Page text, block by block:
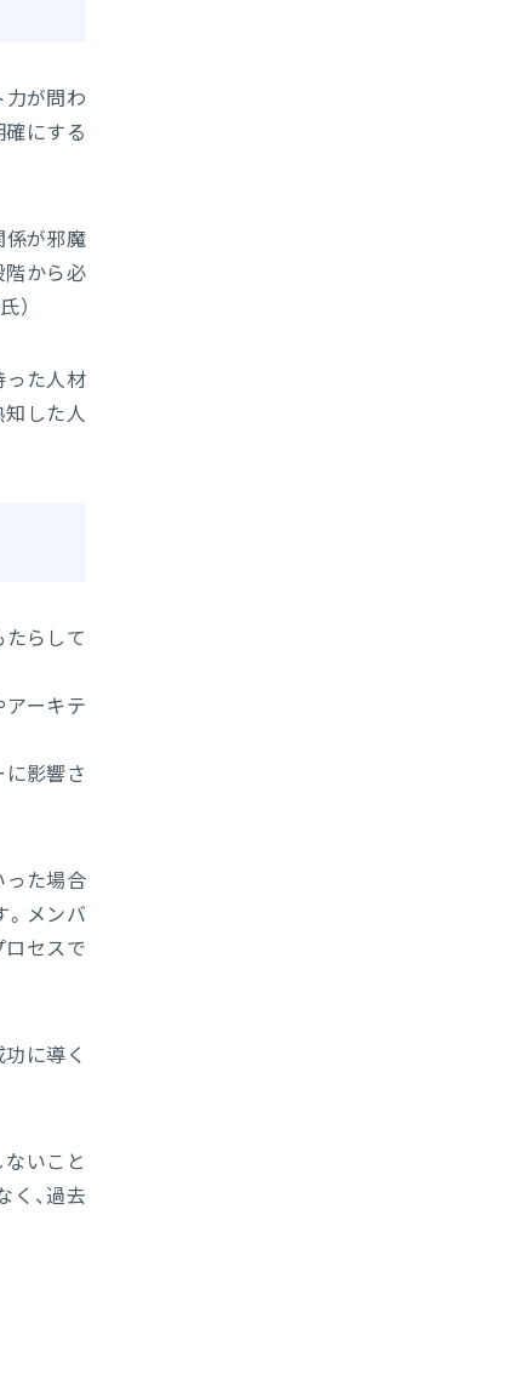
力が問わ
確にする
係が邪魔
階から必
）
った人材
知した人
らして
アーキテ
に影響さ
った場合
。メンバ
ロセスで
に導く
いこと
く、過去